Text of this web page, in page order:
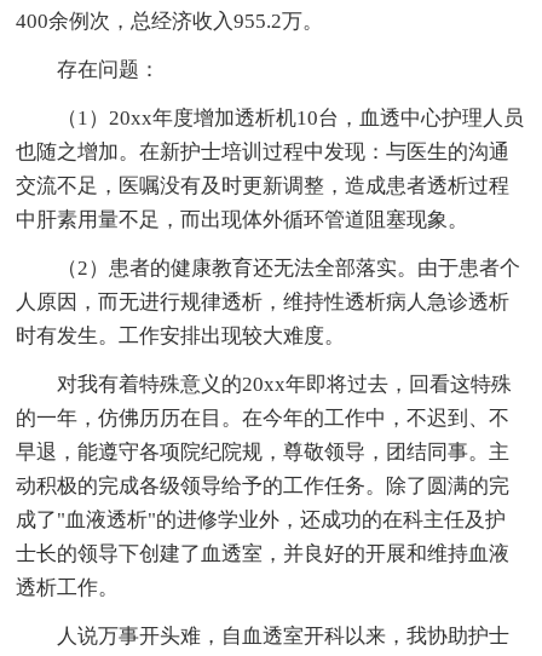
400余例次，总经济收入955.2万。
存在问题：
（1）20xx年度增加透析机10台，血透中心护理人员
也随之增加。在新护士培训过程中发现：与医生的沟通
交流不足，医嘱没有及时更新调整，造成患者透析过程
中肝素用量不足，而出现体外循环管道阻塞现象。
（2）患者的健康教育还无法全部落实。由于患者个
人原因，而无进行规律透析，维持性透析病人急诊透析
时有发生。工作安排出现较大难度。
对我有着特殊意义的20xx年即将过去，回看这特殊
的一年，仿佛历历在目。在今年的工作中，不迟到、不
早退，能遵守各项院纪院规，尊敬领导，团结同事。主
动积极的完成各级领导给予的工作任务。除了圆满的完
成了"血液透析"的进修学业外，还成功的在科主任及护
士长的领导下创建了血透室，并良好的开展和维持血液
透析工作。
人说万事开头难，自血透室开科以来，我协助护士